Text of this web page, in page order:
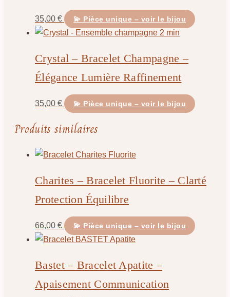
35,00 € 💫 Pièce unique – voir le bijou
Crystal – Bracelet Champagne –
Élégance Lumière Raffinement
35,00 € 💫 Pièce unique – voir le bijou
Produits similaires
Charites – Bracelet Fluorite – Clarté
Protection Équilibre
66,00 € 💫 Pièce unique – voir le bijou
Bastet – Bracelet Apatite –
Apaisement Communication